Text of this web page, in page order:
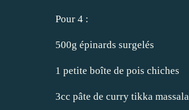
Pour 4 :
500g épinards surgelés
1 petite boîte de pois chiches
3cc pâte de curry tikka massala